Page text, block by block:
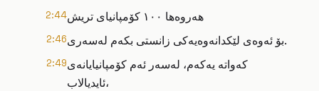
2:44 هەروەها ١٠٠ کۆمپانیای تریش
2:46 بۆ ئەوەی لێکدانەوەیەکی زانستی بکەم لەسەری.
2:49کەواتە یەکەم، لەسەر ئەم کۆمپانیایانەی
ئایدیالاب،